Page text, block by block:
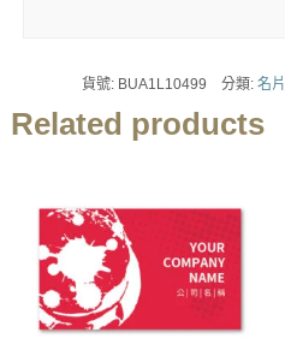
貨號: BUA1L10499 分類:名片
Related products